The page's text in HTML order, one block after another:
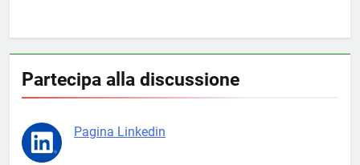
Partecipa alla discussione
Pagina Linkedin